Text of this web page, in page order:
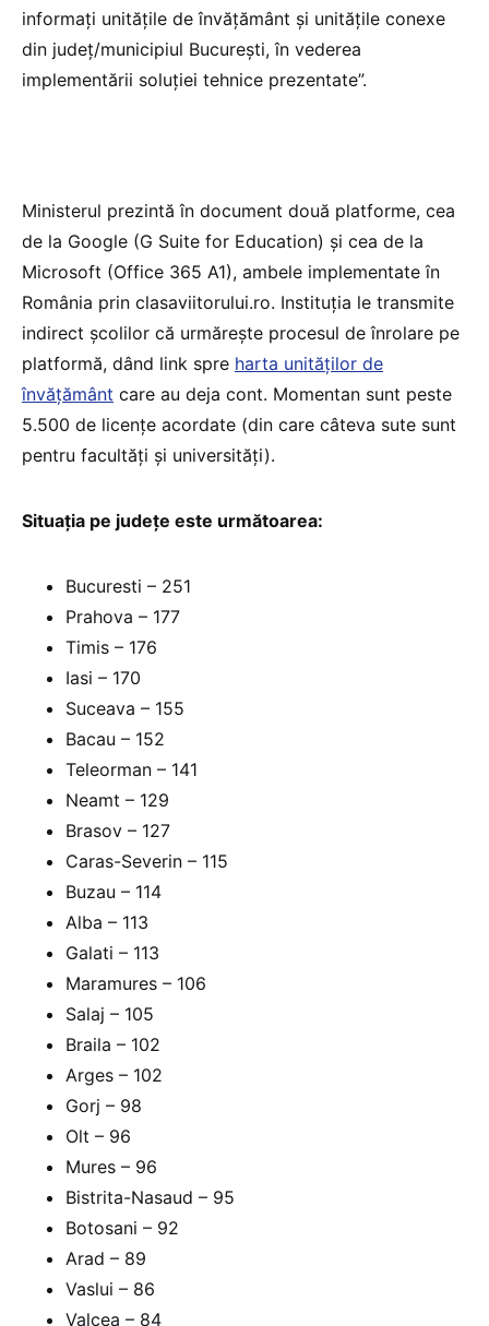
informați unitățile de învățământ și unitățile conexe
din județ/municipiul București, în vederea
implementării soluției tehnice prezentate”.
Ministerul prezintă în document două platforme, cea
de la Google (G Suite for Education) și cea de la
Microsoft (Office 365 A1), ambele implementate în
România prin clasaviitorului.ro. Instituția le transmite
indirect școlilor că urmărește procesul de înrolare pe
platformă, dând link spre harta unităților de
învățământ care au deja cont. Momentan sunt peste
5.500 de licențe acordate (din care câteva sute sunt
pentru facultăți și universități).
Situația pe județe este următoarea:
Bucuresti – 251
Prahova – 177
Timis – 176
Iasi – 170
Suceava – 155
Bacau – 152
Teleorman – 141
Neamt – 129
Brasov – 127
Caras-Severin – 115
Buzau – 114
Alba – 113
Galati – 113
Maramures – 106
Salaj – 105
Braila – 102
Arges – 102
Gorj – 98
Olt – 96
Mures – 96
Bistrita-Nasaud – 95
Botosani – 92
Arad – 89
Vaslui – 86
Valcea – 84